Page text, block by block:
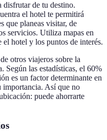
de tu destino.
el hotel te permitirá
que planeas visitar, de
servicios. Utiliza mapas en
hotel y los puntos de interés.
otros viajeros sobre la
Según las estadísticas, el 60%
es un factor determinante en
importancia. Así que no
puede ahorrarte